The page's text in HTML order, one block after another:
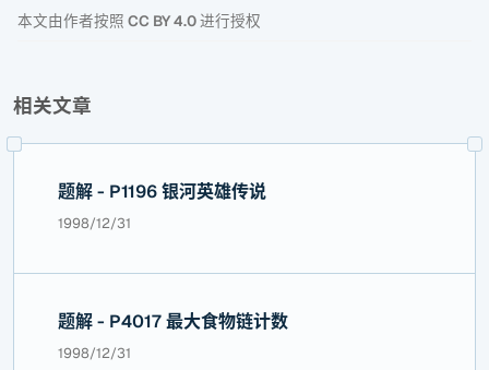
本文由作者按照 CC BY 4.0进行授权
相关文章
题解 - P1196 银河英雄传说
1998/12/31
题解 - P4017 最大食物链计数
1998/12/31